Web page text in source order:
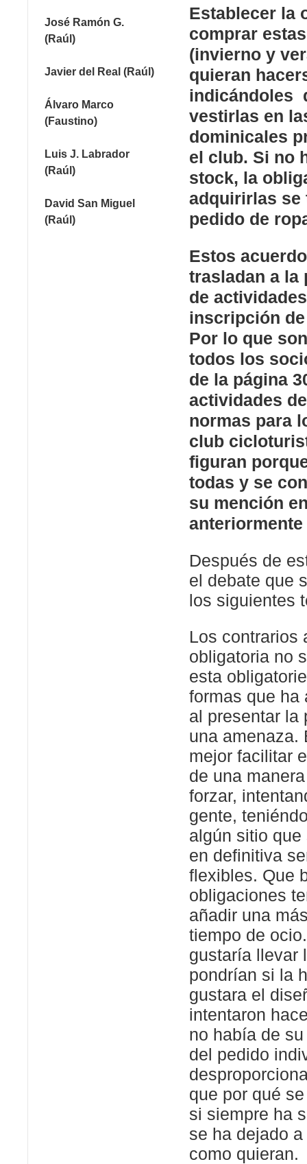
José Ramón G.
(Raúl)
Javier del Real (Raúl)
Álvaro Marco
(Faustino)
Luis J. Labrador
(Raúl)
David San Miguel
(Raúl)
Establecer la
comprar
(invierno y
quieran
indicándoles
vestirlas en
dominicales
el club. Si no
stock, la
adquirirlas se
pedido de
Estos
trasladan a la
de
inscripción
Por lo que
todos los
de la página
actividades
normas para
club
figuran
todas y se
su mención
Después de
el debate que
los siguientes
Los contrarios
obligatoria no
esta
formas que ha
al presentar la
una amenaza.
mejor facilitar
de una
forzar,
gente,
algún sitio
en definitiva
flexibles. Que
obligaciones
añadir una
tiempo de
gustaría llevar
pondrían si la
gustara el
intentaron
no había de
del pedido
que por qué
si siempre ha
se ha dejado
como quieran.